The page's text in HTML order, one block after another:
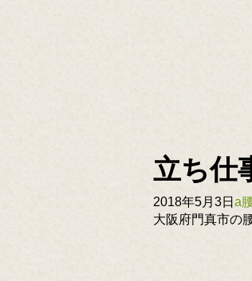
立ち仕
2018年5月3日 a
大阪府門真市の